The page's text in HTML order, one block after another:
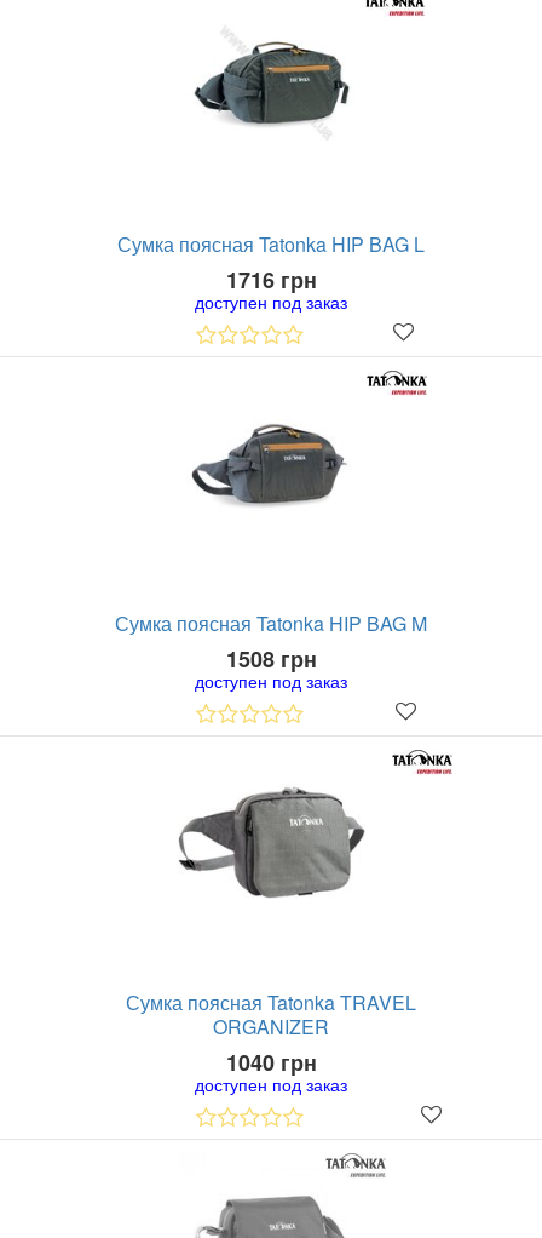
Сумка поясная Tatonka HIP BAG L
1716 грн
доступен под заказ
Сумка поясная Tatonka HIP BAG M
1508 грн
доступен под заказ
Сумка поясная Tatonka TRAVEL
ORGANIZER
1040 грн
доступен под заказ